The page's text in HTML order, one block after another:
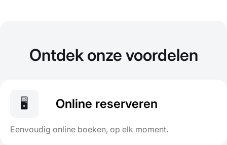
Ontdek onze voordelen
🖥️ Online reserveren
Eenvoudig online boeken, op elk moment.